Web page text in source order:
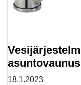
18.1.2023